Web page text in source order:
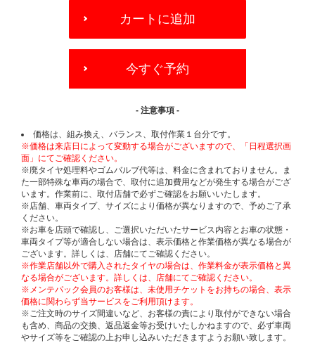
OPTIONS
カートに追加
今すぐ予約
- 注意事項 -
価格は、組み換え、バランス、取付作業１台分です。
※価格は来店日によって変動する場合がございますので、「日程選択画
面」にてご確認ください。
※廃タイヤ処理料やゴムバルブ代等は、料金に含まれておりません。ま
た一部特殊な車両の場合で、取付に追加費用などが発生する場合がござ
います。作業前に、取付店舗で必ずご確認をお願いいたします。
※店舗、車両タイプ、サイズにより価格が異なりますので、予めご了承
ください。
※お車を店頭で確認し、ご選択いただいたサービス内容とお車の状態・
車両タイプ等が適合しない場合は、表示価格と作業価格が異なる場合が
ございます。詳しくは、店舗にてご確認ください。
※作業店舗以外で購入されたタイヤの場合は、作業料金が表示価格と異
なる場合がございます。詳しくは、店舗にてご確認ください。
※メンテパック会員のお客様は、未使用チケットをお持ちの場合、表示
価格に関わらず当サービスをご利用頂けます。
※ご注文時のサイズ間違いなど、お客様の責により取付ができない場合
も含め、商品の交換、返品返金等お受けいたしかねますので、必ず車両
やサイズ等をご確認の上お申し込みいただきますようお願い致します。